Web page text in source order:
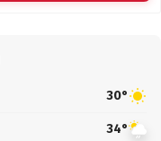
30°
34°